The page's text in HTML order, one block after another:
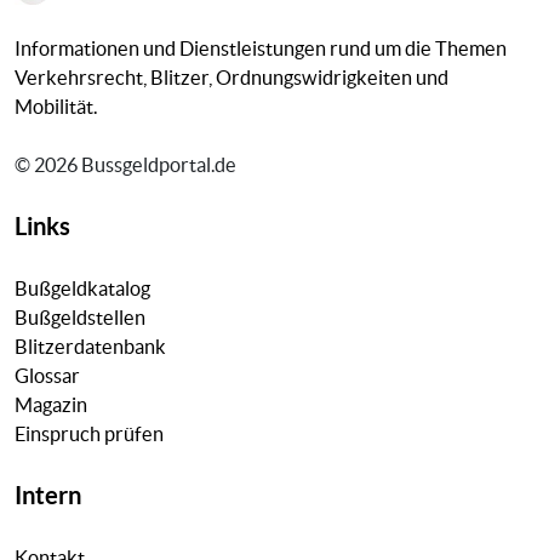
Informationen und Dienstleistungen rund um die Themen
Verkehrsrecht, Blitzer, Ordnungswidrigkeiten und
Mobilität.
© 2026 Bussgeldportal.de
Links
Bußgeldkatalog
Bußgeldstellen
Blitzerdatenbank
Glossar
Magazin
Einspruch prüfen
Intern